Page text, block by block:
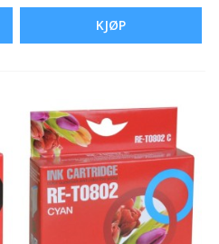
KJØP